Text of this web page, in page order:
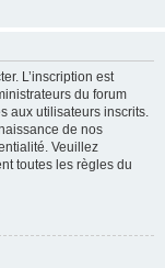
L’inscription est
du forum
aux utilisateurs inscrits.
de nos
Veuillez
toutes les règles du